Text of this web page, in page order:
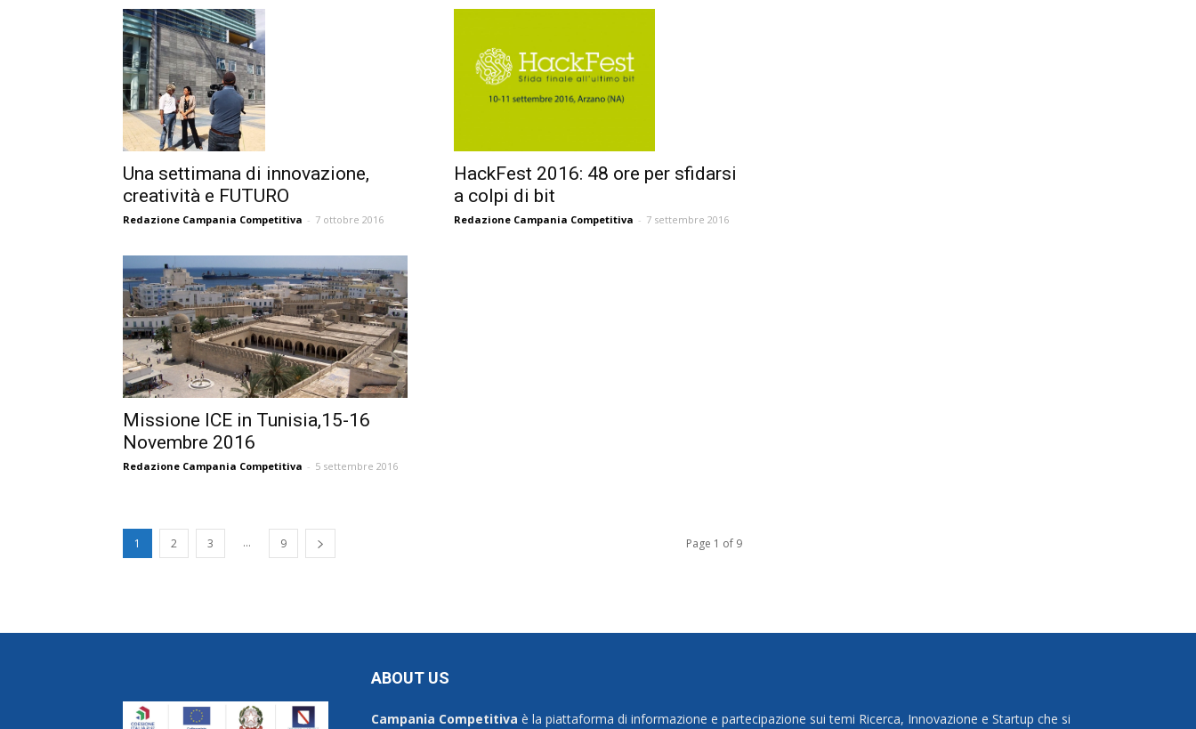
Una settimana di innovazione,
creatività e FUTURO
Redazione Campania Competitiva - 7 ottobre 2016
HackFest 2016: 48 ore per sfidarsi
a colpi di bit
Redazione Campania Competitiva - 7 settembre 2016
Missione ICE in Tunisia,15-16
Novembre 2016
Redazione Campania Competitiva - 5 settembre 2016
1 2 3 ... 9 Page 1 of 9
ABOUT US
Campania Competitiva è la piattaforma di informazione e partecipazione sui temi Ricerca, Innovazione e Startup che si